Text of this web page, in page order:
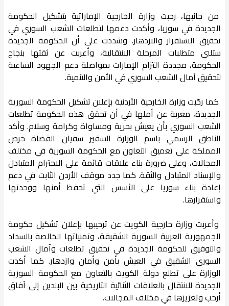
من جانبها، رحبت وزارة الخارجية الإماراتية بتشكيل الحكومة
الجديدة في سوريا، وأكدت دعمها لتطلعات الشعب السوري في
تحقيق الاستقرار والازدهار. وشددت على أن الحكومة الجديدة
ستلبي متطلبات المرحلة الانتقالية، وأعربت عن ثقتها بنجاح
الحكومة، مجددة التزام الإمارات بمواصلة دعم الجهود الساعية
لتحقيق آمال الشعب السوري في الأمن والتنمية.
كما رحّبت وزارة الخارجية الأردنية بإعلان تشكيل الحكومة السورية
الجديدة، معربة عن أملها في أن تحقق هذه الحكومة تطلعات
الشعب السوري بأن يعيش بحرية ومساواة وكرامة وسلام. وأكد
الناطق الرسمي باسم الوزارة السفير سفيان القضاة حرص
المملكة على تعميق التعاون مع الحكومة السورية في مختلف
المجالات، وعلى ضرورة بناء علاقات قائمة على الاحترام المتبادل
والإسناد المتبادل والثقة. كما جدد موقف الأردن الثابت في دعم
إعادة بناء سوريا على الأسس التي تحفظ أمنها ووحدتها
واستقرارها.
وأعربت وزارة خارجية الكويت عن ترحيبها بإعلان تشكيل حكومة
الجمهورية العربية السورية الشقيقة، وتمنياتها الخالصة بالسداد
والتوفيق للحكومة الجديدة في تحقيق تطلعات وآمال الشعب
السوري الشقيق في العيش بأمن وأمان وازدهار. كما أكدت
الوزارة على تطلع دولة الكويت بالتعاون مع الحكومة السورية
الجديدة للانتقال بالعلاقات الثنائية التاريخية بين البلدين إلى آفاق
أرحب وتعزيزها في مختلف المجالات.